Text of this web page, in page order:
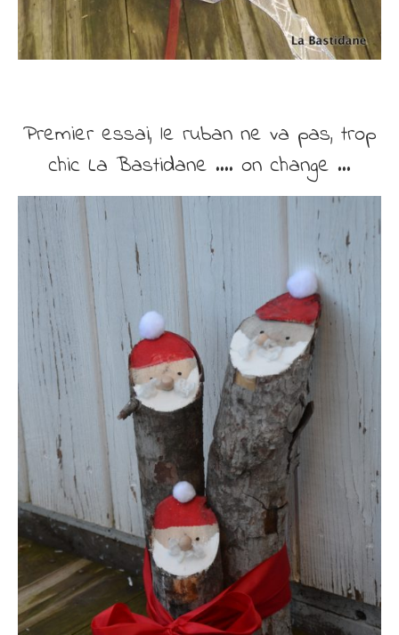
Premier essai, le ruban ne va pas, trop
chic La Bastidane …. on change …